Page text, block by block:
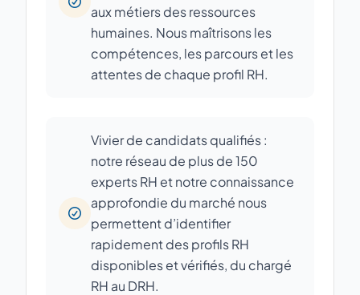
aux métiers des ressources
humaines. Nous maîtrisons les
compétences, les parcours et les
attentes de chaque profil RH.
Vivier de candidats qualifiés :
notre réseau de plus de 150
experts RH et notre connaissance
approfondie du marché nous
permettent d’identifier
rapidement des profils RH
disponibles et vérifiés, du chargé
RH au DRH.